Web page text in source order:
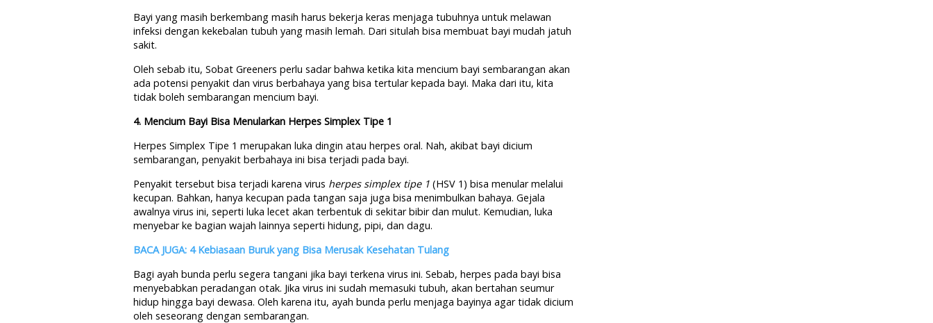
Bayi yang masih berkembang masih harus bekerja keras menjaga tubuhnya untuk melawan
infeksi dengan kekebalan tubuh yang masih lemah. Dari situlah bisa membuat bayi mudah jatuh
sakit.
Oleh sebab itu, Sobat Greeners perlu sadar bahwa ketika kita mencium bayi sembarangan akan
ada potensi penyakit dan virus berbahaya yang bisa tertular kepada bayi. Maka dari itu, kita
tidak boleh sembarangan mencium bayi.
4. Mencium Bayi Bisa Menularkan Herpes Simplex Tipe 1
Herpes Simplex Tipe 1 merupakan luka dingin atau herpes oral. Nah, akibat bayi dicium
sembarangan, penyakit berbahaya ini bisa terjadi pada bayi.
Penyakit tersebut bisa terjadi karena virus herpes simplex tipe 1 (HSV 1) bisa menular melalui
kecupan. Bahkan, hanya kecupan pada tangan saja juga bisa menimbulkan bahaya. Gejala
awalnya virus ini, seperti luka lecet akan terbentuk di sekitar bibir dan mulut. Kemudian, luka
menyebar ke bagian wajah lainnya seperti hidung, pipi, dan dagu.
BACA JUGA: 4 Kebiasaan Buruk yang Bisa Merusak Kesehatan Tulang
Bagi ayah bunda perlu segera tangani jika bayi terkena virus ini. Sebab, herpes pada bayi bisa
menyebabkan peradangan otak. Jika virus ini sudah memasuki tubuh, akan bertahan seumur
hidup hingga bayi dewasa. Oleh karena itu, ayah bunda perlu menjaga bayinya agar tidak dicium
oleh seseorang dengan sembarangan.